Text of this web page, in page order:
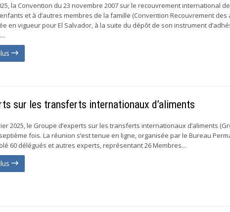
la Convention du 23 novembre 2007 sur le recouvrement international
et à d’autres membres de la famille (Convention Recouvrement des
en vigueur pour El Salvador, à la suite du dépôt de son instrument
sur les transferts internationaux d’aliments
2025, le Groupe d’experts sur les transferts internationaux d’aliments
fois. La réunion s’est tenue en ligne, organisée par le Bureau
60 délégués et autres experts, représentant 26 Membres...